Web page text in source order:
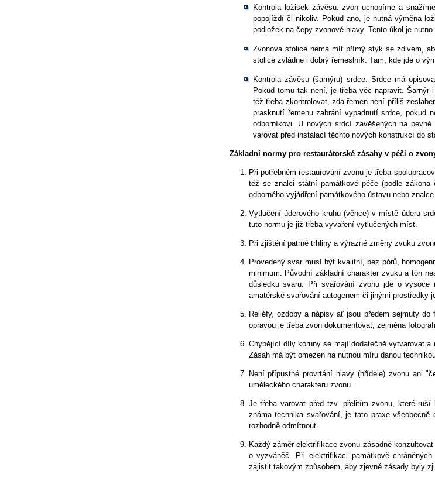
Kontrola ložisek závěsu: zvon uchopíme a
popojíždí či nikoliv. Pokud ano, je nutná výměna
podložek na čepy zvonové hlavy. Tento úkol je
Zvonová stolice nemá mít přímý styk se zdivem,
stolice zvládne i dobrý řemeslník. Tam, kde jde o
Kontrola závěsu (šarnýru) srdce. Srdce má
Pokud tomu tak není, je třeba věc napravit.
též třeba zkontrolovat, zda řemen není příliš
prasknutí řemenu zabrání vypadnutí srdce, pokud
odborníkovi. U nových srdcí zavěšených na
varovat před instalací těchto nových konstrukcí do
Základní normy pro restaurátorské zásahy v péči o
Při potřebném restaurování zvonu je třeba
též se znalci státní památkové péče (podle
odborného vyjádření památkového ústavu nebo znalce.
Vytlučení úderového kruhu (věnce) v místě úderu
tuto normu je již třeba vyvaření vytlučených míst.
Při zjištění patrné trhliny a výrazné změny zvuku
Provedený svar musí být kvalitní, bez pórů,
minimum. Původní základní charakter zvuku a tón
důsledku svaru. Při svařování zvonu jde o vysoce
amatérské svařování autogenem či jinými prostředky
Reliéfy, ozdoby a nápisy ať jsou předem sejmuty
opravou je třeba zvon dokumentovat, zejména
Chybějící díly koruny se mají dodatečně vytvarovat a
Zásah má být omezen na nutnou míru danou
Není přípustné provrtání hlavy (hřídele) zvonu ani
uměleckého charakteru zvonu.
Je třeba varovat před tzv. přelitím zvonu, které
známa technika svařování, je tato praxe
rozhodně odmítnout.
Každý záměr elektrifikace zvonu zásadně
o vyzváněč. Při elektrifikaci památkově
zajistit takovým způsobem, aby zjevné zásady byly